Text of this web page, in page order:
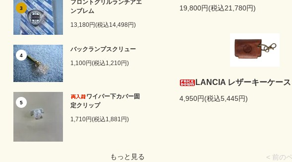
3
フロントグリルランチアエ
ンブレム
13,180円(税込14,498円)
4
バックランプスクリュー
1,100円(税込1,210円)
5
ワイパー下カバー固
定クリップ
1,710円(税込1,881円)
もっと見る
19,800円(税込21,780円)
LANCIA レザーキーケース
4,950円(税込5,445円)
< 前の